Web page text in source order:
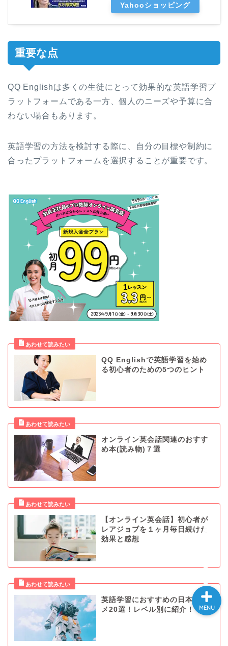
Yahooショッピング
重要な点
QQ Englishは多くの生徒にとって効果的な英語学習プ
ラットフォームである一方、個人のニーズや予算に合
わない場合もあります。
英語学習の方法を検討する際に、自分の目標や制約に
合ったプラットフォームを選択することが重要です。
QQ Englishで英語学習を始め
る初心者のための5つのヒント
オンライン英会話関連のおすす
め本(読み物)７選
【オンライン英会話】初心者が
レアジョブを１ヶ月毎日続けた
効果と感想
英語学習におすすめの日本アニ
メ20選！レベル別に紹介！
MENU
ホーム